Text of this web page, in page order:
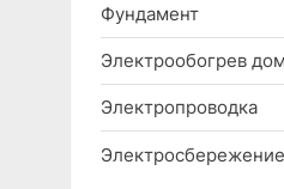
Фундамент
Электрообогрев
Электропроводка
Электросбережение